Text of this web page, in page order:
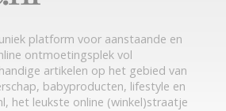
platform voor aanstaande en
ontmoetingsplek vol
artikelen op het gebied van
babyproducten, lifestyle en
het leukste online (winkel)straatje